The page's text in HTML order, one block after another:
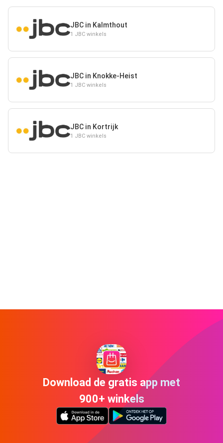
JBC in Kalmthout
1 JBC winkels
JBC in Knokke-Heist
1 JBC winkels
JBC in Kortrijk
1 JBC winkels
Download de gratis app met
900+ winkels